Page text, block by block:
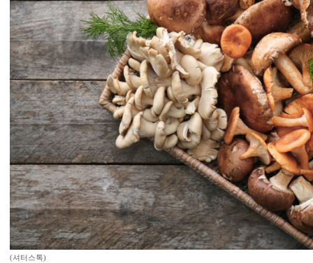
(셔터스톡)